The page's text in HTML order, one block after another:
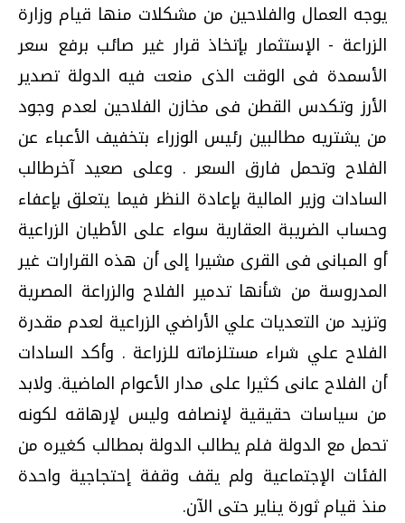
يوجه العمال والفلاحين من مشكلات منها قيام وزارة
الزراعة - الإستثمار بإتخاذ قرار غير صائب برفع سعر
الأسمدة فى الوقت الذى منعت فيه الدولة تصدير
الأرز وتكدس القطن فى مخازن الفلاحين لعدم وجود
من يشتريه مطالبين رئيس الوزراء بتخفيف الأعباء عن
الفلاح وتحمل فارق السعر . وعلى صعيد آخرطالب
السادات وزير المالية بإعادة النظر فيما يتعلق بإعفاء
وحساب الضريبة العقارية سواء على الأطيان الزراعية
أو المبانى فى القرى مشيرا إلى أن هذه القرارات غير
المدروسة من شأنها تدمير الفلاح والزراعة المصرية
وتزيد من التعديات علي الأراضي الزراعية لعدم مقدرة
الفلاح علي شراء مستلزماته للزراعة . وأكد السادات
أن الفلاح عانى كثيرا على مدار الأعوام الماضية. ولابد
من سياسات حقيقية لإنصافه وليس لإرهاقه لكونه
تحمل مع الدولة فلم يطالب الدولة بمطالب كغيره من
الفئات الإجتماعية ولم يقف وقفة إحتجاجية واحدة
منذ قيام ثورة يناير حتى الآن.